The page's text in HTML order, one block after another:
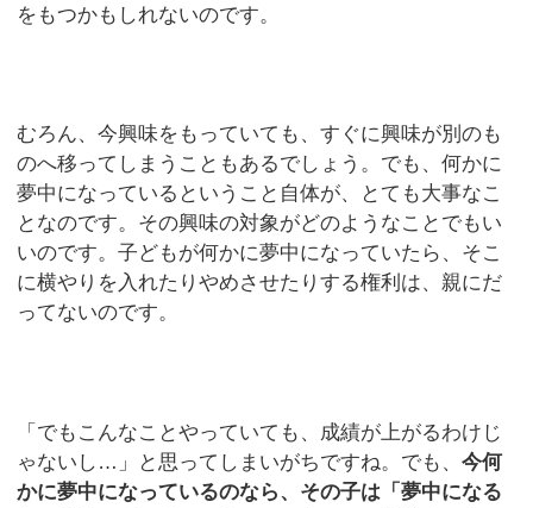
をもつかもしれないのです。
むろん、今興味をもっていても、すぐに興味が別のも
のへ移ってしまうこともあるでしょう。でも、何かに
夢中になっているということ自体が、とても大事なこ
となのです。その興味の対象がどのようなことでもい
いのです。子どもが何かに夢中になっていたら、そこ
に横やりを入れたりやめさせたりする権利は、親にだ
ってないのです。
「でもこんなことやっていても、成績が上がるわけじ
ゃないし…」と思ってしまいがちですね。でも、今何
かに夢中になっているのなら、その子は「夢中になる